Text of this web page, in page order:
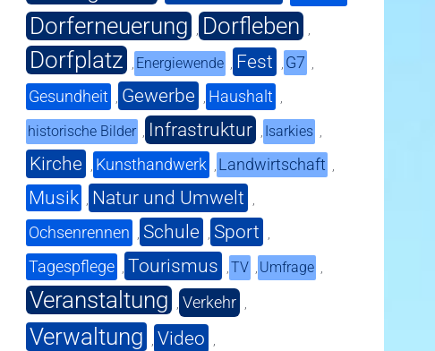
Dorferneuerung , Dorfleben ,
Dorfplatz , Energiewende , Fest , G7 ,
Gesundheit , Gewerbe , Haushalt ,
historische Bilder , Infrastruktur , Isarkies ,
Kirche , Kunsthandwerk , Landwirtschaft ,
Musik , Natur und Umwelt ,
Ochsenrennen , Schule , Sport ,
Tagespflege , Tourismus ,TV , Umfrage ,
Veranstaltung , Verkehr ,
Verwaltung , Video ,